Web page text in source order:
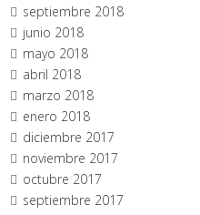
septiembre 2018
junio 2018
mayo 2018
abril 2018
marzo 2018
enero 2018
diciembre 2017
noviembre 2017
octubre 2017
septiembre 2017